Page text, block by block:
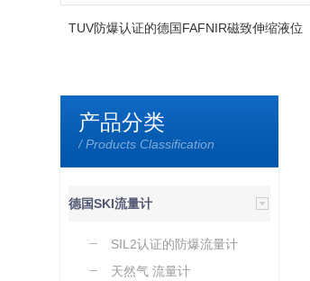
TUV防爆认证的德国FAFNIR磁致伸缩液位
产品分类
/ Products Classification
德国SKI流量计
SIL2认证的防爆流量计
天然气 流量计